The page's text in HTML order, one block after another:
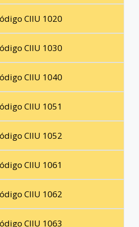
CIIU 1020
CIIU 1030
CIIU 1040
CIIU 1051
CIIU 1052
CIIU 1061
CIIU 1062
CIIU 1063